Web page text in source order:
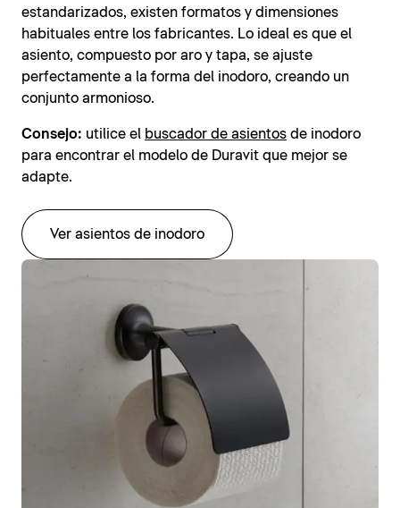
estandarizados, existen formatos y dimensiones
habituales entre los fabricantes. Lo ideal es que el
asiento, compuesto por aro y tapa, se ajuste
perfectamente a la forma del inodoro, creando un
conjunto armonioso.
Consejo: utilice el buscador de asientos de inodoro
para encontrar el modelo de Duravit que mejor se
adapte.
Ver asientos de inodoro